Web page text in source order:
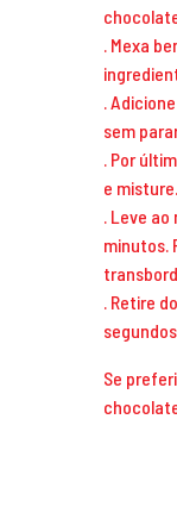
. Mexa
.
sem
. Por
e misture.
. Leve
minutos.
. Retire
Se